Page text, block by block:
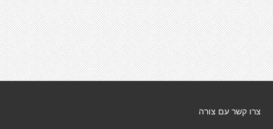
צרו קשר עם צורה